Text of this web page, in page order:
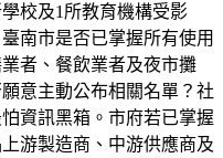
校及1所教育機構受影
南市是否已掌握所有使用
者、餐飲業者及夜市攤
意主動公布相關名單？社
資訊黑箱。市府若已掌握
游製造商、中游供應商及